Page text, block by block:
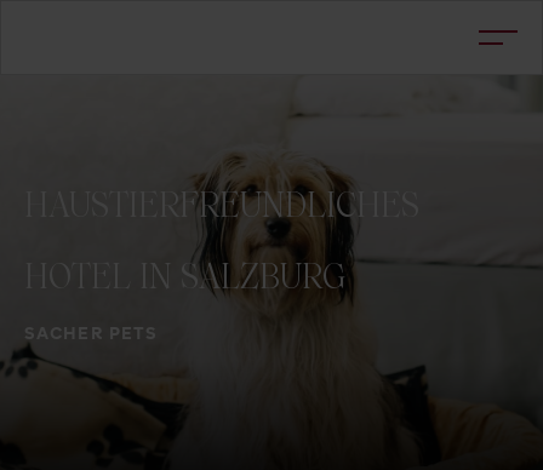
SACHER PETS
HAUSTIERFREUNDLICHES
IN SALZBURG